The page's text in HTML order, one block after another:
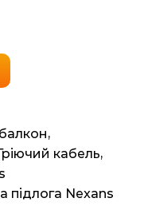
,
кабель,
підлога Nexans